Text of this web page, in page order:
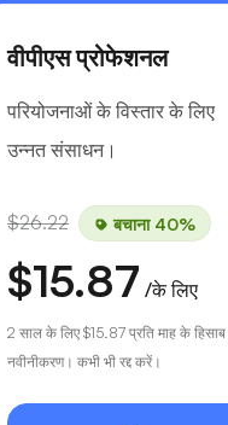
वीपीएस प्रोफेशनल
परियोजनाओं के विस्तार के लिए
उन्नत संसाधन।
$26.22 बचाना 40%
$15.87 /के लिए
2 साल के लिए $15.87 प्रति माह के
नवीनीकरण। कभी भी रद्द करें।